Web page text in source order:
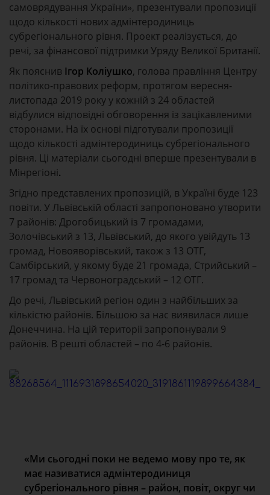
самоврядування України», презентували пропозиції
щодо кількості нових адмінтеродиниць
субрегіонального рівня. Проект реалізується, до
речі, за фінансової підтримки Уряду Великої Британії.
Як пояснив Ігор Коліушко, голова правління Центру
політико-правових реформ, протягом вересня-
листопада 2019 року у кожній з 24 областей
відбулися відповідні обговорення із зацікавленими
сторонами. На їх основі підготували пропозиції
щодо кількості адмінтеродиниць субрегіонального
рівня. Ці матеріали сьогодні вперше презентували в
Мінрегіоні.
Згідно представлених пропозицій, в Україні буде 123
повіти. У Львівській області запропоновано утворити
7 районів: Дрогобицький із 7 громадами,
Золочівський з 13, Львівський, до якого увійдуть 13
громад, Новояворівський, також з 13 ОТГ,
Самбірський, у якому буде 21 громада, Стрийський –
17 громад та Червоноградський – 12 ОТГ.
До речі, Львівський регіон один з найбільших за
кількістю районів. Більшою за нас виявилася лише
Донеччина. На цій території запропонували 9
районів. В решті областей – по 4-6 районів.
«Ми сьогодні поки не ведемо мову про те, як
має називатися адмінтеродиниця
субрегіонального рівня – район, повіт, округ чи